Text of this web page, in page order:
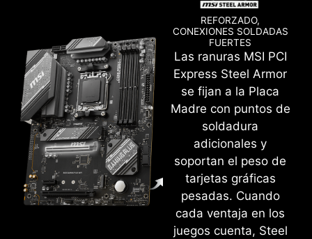
REFORZADO,
CONEXIONES SOLDADAS
FUERTES
Las ranuras MSI PCI
Express Steel Armor
se fijan a la Placa
Madre con puntos de
soldadura
adicionales y
soportan el peso de
tarjetas gráficas
pesadas. Cuando
cada ventaja en los
juegos cuenta, Steel
frecuencia limpia y pura.
EXPO(PERFILES EXTENDIDOS PARA
OVERCLOCKING)
Elige entre un perfil EXPO preestablecido y
overclockea automáticamente la memoria DDR
compatible.
GAME BOOST
Overclockea rápidamente tu CPU con un solo
botón para obtener más rendimiento.